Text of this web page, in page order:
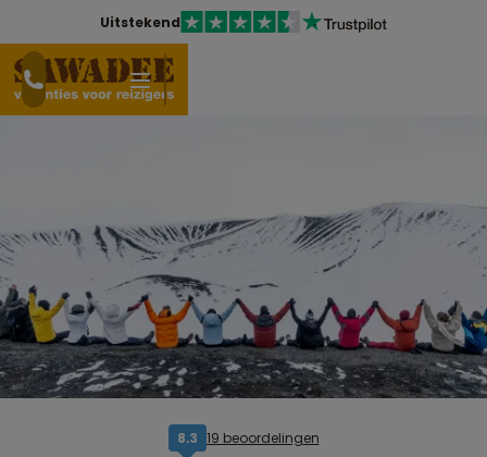
Uitstekend
8,3 19 beoordelingen